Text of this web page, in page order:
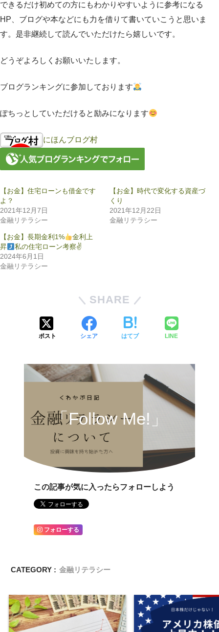
できるだけ初めての方にもわかりやすいように参考になる
HP、ブログや本などにも力を借りて書いていこうと思いま
す。是非継続して読んでいただけたら嬉しいです。
どうぞよろしくお願いいたします。
ブログランキングに参加しております
ぽちっとしていただけると励みになります
にほんブログ村
【お金】住宅ローンも借金です
よ？
2021年12月7日
金融リテラシー
【お金】時代で変化する資産づ
くり
2021年12月22日
金融リテラシー
【お金】長期金利1%
金利上
昇
私の住宅ローン考察✌
2024年6月1日
金融リテラシー
SHARE
ポスト シェア はてブ LINE
「Follow Me!」
この記事が気に入ったらフォローしよう
フォローする
CATEGORY : 金融リテラシー